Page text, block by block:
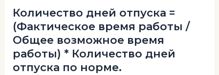
Количество дней отпуска =
(Фактическое время работы /
Общее возможное время
работы) * Количество дней
отпуска по норме.